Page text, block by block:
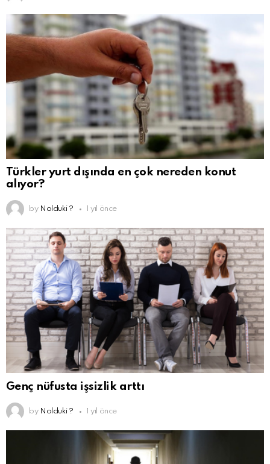
Türkler yurt dışında en çok nereden konut
alıyor?
by Nolduki ? 1 yıl önce
Genç nüfusta işsizlik arttı
by Nolduki ? 1 yıl önce